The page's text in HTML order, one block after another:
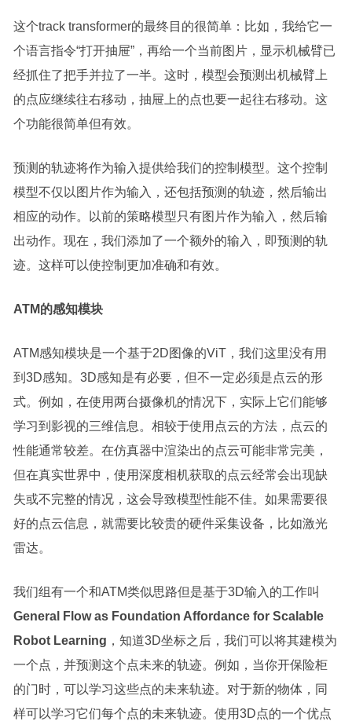
这个track transformer的最终目的很简单：比如，我给它一
个语言指令“打开抽屉”，再给一个当前图片，显示机械臂已
经抓住了把手并拉了一半。这时，模型会预测出机械臂上
的点应继续往右移动，抽屉上的点也要一起往右移动。这
个功能很简单但有效。
预测的轨迹将作为输入提供给我们的控制模型。这个控制
模型不仅以图片作为输入，还包括预测的轨迹，然后输出
相应的动作。以前的策略模型只有图片作为输入，然后输
出动作。现在，我们添加了一个额外的输入，即预测的轨
迹。这样可以使控制更加准确和有效。
ATM的感知模块
ATM感知模块是一个基于2D图像的ViT，我们这里没有用
到3D感知。3D感知是有必要，但不一定必须是点云的形
式。例如，在使用两台摄像机的情况下，实际上它们能够
学习到影视的三维信息。相较于使用点云的方法，点云的
性能通常较差。在仿真器中渲染出的点云可能非常完美，
但在真实世界中，使用深度相机获取的点云经常会出现缺
失或不完整的情况，这会导致模型性能不佳。如果需要很
好的点云信息，就需要比较贵的硬件采集设备，比如激光
雷达。
我们组有一个和ATM类似思路但是基于3D输入的工作叫
General Flow as Foundation Affordance for Scalable
Robot Learning ，知道3D坐标之后，我们可以将其建模为
一个点，并预测这个点未来的轨迹。例如，当你开保险柜
的门时，可以学习这些点的未来轨迹。对于新的物体，同
样可以学习它们每个点的未来轨迹。使用3D点的一个优点